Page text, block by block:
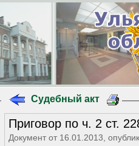
Судебный акт
Приговор по ч. 2 ст.
Документ от 16.01.2013,